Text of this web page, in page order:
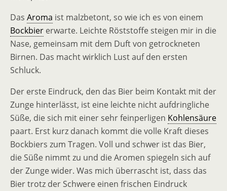
Das Aroma ist malzbetont, so wie ich es von einem
Bockbier erwarte. Leichte Röststoffe steigen mir in die
Nase, gemeinsam mit dem Duft von getrockneten
Birnen. Das macht wirklich Lust auf den ersten
Schluck.
Der erste Eindruck, den das Bier beim Kontakt mit der
Zunge hinterlässt, ist eine leichte nicht aufdringliche
Süße, die sich mit einer sehr feinperligen Kohlensäure
paart. Erst kurz danach kommt die volle Kraft dieses
Bockbiers zum Tragen. Voll und schwer ist das Bier,
die Süße nimmt zu und die Aromen spiegeln sich auf
der Zunge wider. Was mich überrascht ist, dass das
Bier trotz der Schwere einen frischen Eindruck